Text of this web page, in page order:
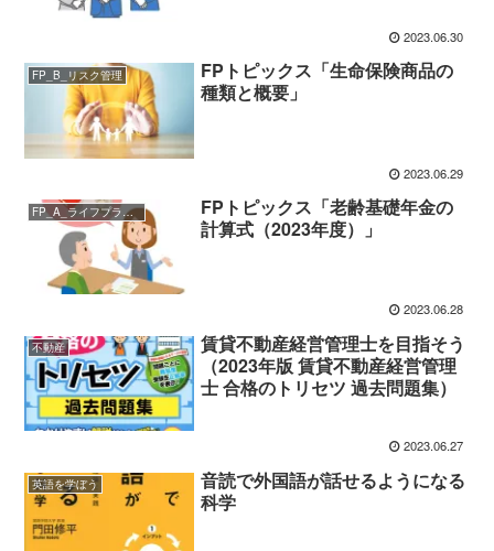
2023.06.30
FP_B_リスク管理
FPトピックス「生命保険商品の
種類と概要」
2023.06.29
FP_A_ライフプランニングと資金計画
FPトピックス「老齢基礎年金の
計算式（2023年度）」
2023.06.28
不動産
賃貸不動産経営管理士を目指そう
（2023年版 賃貸不動産経営管理
士 合格のトリセツ 過去問題集）
2023.06.27
英語を学ぼう
音読で外国語が話せるようになる
科学